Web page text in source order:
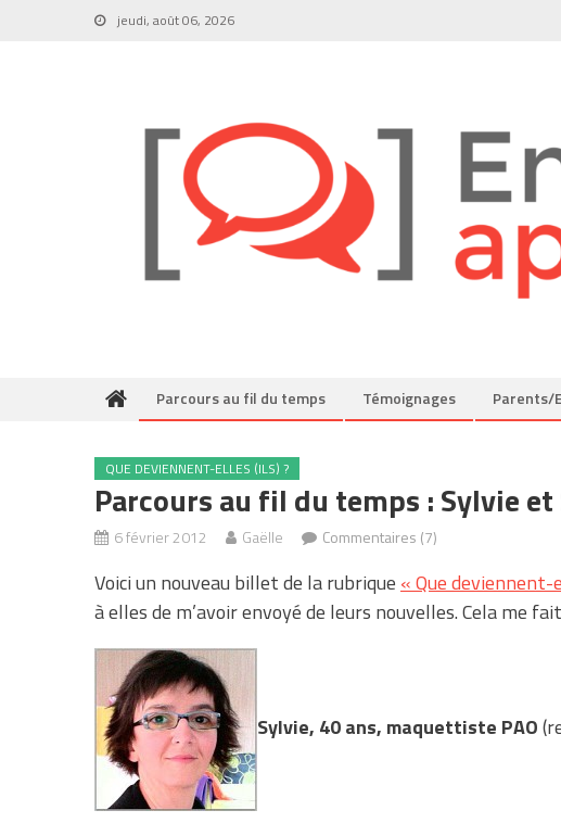
jeudi, août 06, 2026
Parcours au fil du temps Témoignages Parents/
QUE DEVIENNENT-ELLES (ILS) ?
Parcours au fil du temps : Sylvie
6 février 2012 Gaëlle Commentaires (7)
Voici un nouveau billet de la rubrique « Que deviennent-
à elles de m’avoir envoyé de leurs nouvelles. Cela me
Sylvie, 40 ans, maquettiste PAO